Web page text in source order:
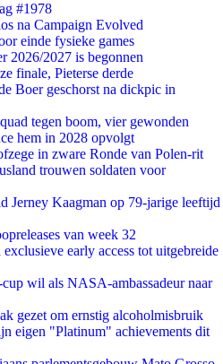
#1978
na Campaign Evolved
einde fysieke games
2026/2027 is begonnen
finale, Pieterse derde
Boer geschorst na dickpic in
tegen boom, vier gewonden
hem in 2028 opvolgt
in zware Ronde van Polen-rit
trouwen soldaten voor
Jerney Kaagman op 79-jarige leeftijd
van week 32
early access tot uitgebreide
wil als NASA-ambassadeur naar
gezet om ernstig alcoholmisbruik
eigen "Platinum" achievements dit